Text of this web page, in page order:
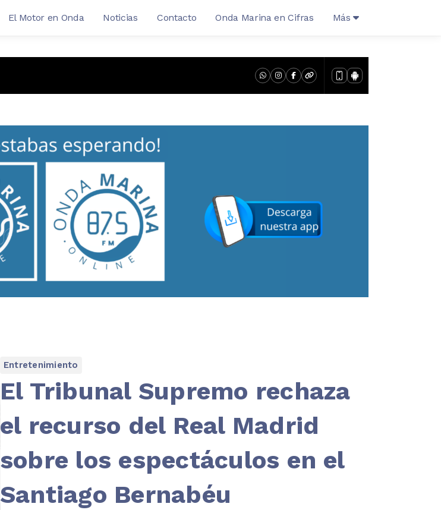
El Motor en Onda Noticias Contacto Onda Marina en Cifras Más
Entretenimiento
El Tribunal Supremo rechaza
el recurso del Real Madrid
sobre los espectáculos en el
Santiago Bernabéu